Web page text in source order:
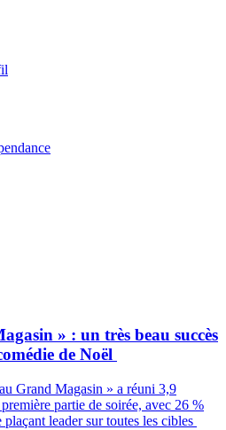
» : un très beau succès
de Noël
Grand Magasin » a réuni 3,9
partie de soirée, avec 26 %
leader sur toutes les cibles